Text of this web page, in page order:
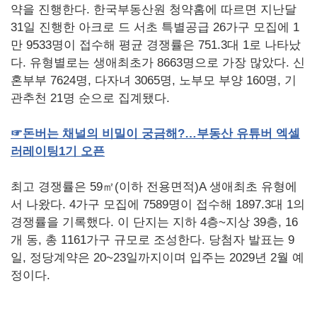
약을 진행한다. 한국부동산원 청약홈에 따르면 지난달
31일 진행한 아크로 드 서초 특별공급 26가구 모집에 1
만 9533명이 접수해 평균 경쟁률은 751.3대 1로 나타났
다. 유형별로는 생애최초가 8663명으로 가장 많았다. 신
혼부부 7624명, 다자녀 3065명, 노부모 부양 160명, 기
관추천 21명 순으로 집계됐다.
☞돈버는 채널의 비밀이 궁금해 ?…부동산 유튜버 엑셀
러레이팅1기 오픈
최고 경쟁률은 59㎡(이하 전용면적)A 생애최초 유형에
서 나왔다. 4가구 모집에 7589명이 접수해 1897.3대 1의
경쟁률을 기록했다. 이 단지는 지하 4층~지상 39층, 16
개 동, 총 1161가구 규모로 조성한다. 당첨자 발표는 9
일, 정당계약은 20~23일까지이며 입주는 2029년 2월 예
정이다.